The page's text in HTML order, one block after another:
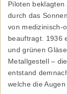
Piloten
durch das
von medizinisch-
beauftragt. 1936
und grünen
Metallgestell – die
entstand
welche die